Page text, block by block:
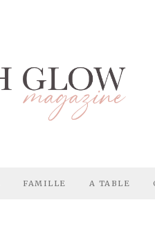
FAMILLE A TABLE